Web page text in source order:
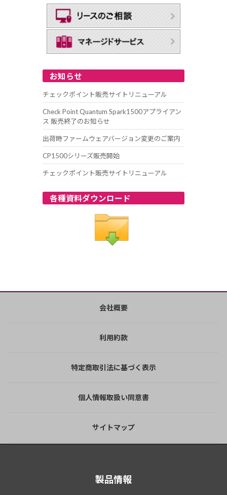
お知らせ
チェックポイント販売サイトリニューアル
Check Point Quantum Spark1500アプライアン
ス 販売終了のお知らせ
出荷時ファームウェアバージョン変更のご案内
CP1500シリーズ販売開始
チェックポイント販売サイトリニューアル
各種資料ダウンロード
会社概要
利用約款
特定商取引法に基づく表示
個人情報取扱い同意書
サイトマップ
製品情報